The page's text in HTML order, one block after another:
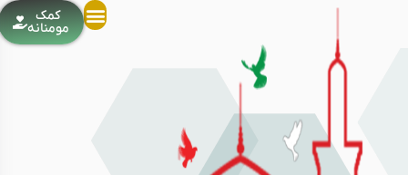
کمک
مومنانه